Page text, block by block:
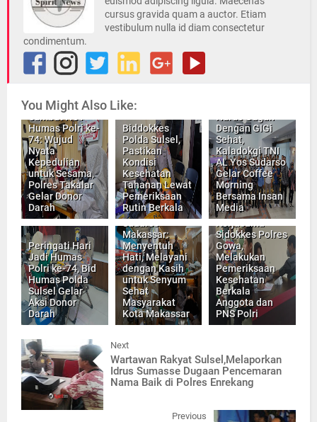
cursus gravida quam a auctor. Etiam
vestibulum nulla id diam consectetur
condimentum.
You Might Also Like:
Sambut HUT
Humas Polri ke-
74: Wujud
Nyata
Kepedulian
untuk Sesama,
Polres Takalar
Gelar Donor
Darah
Biddokkes
Polda Sulsel,
Pastikan
Kondisi
Kesehatan
Tahanan Lewat
Pemeriksaan
Rutin Berkala
Dengan GIGi
Sehat,
Kaladokgi TNI
AL Yos Sudarso
Gelar Coffee
Morning
Bersama Insan
Media
Peringati Hari
Jadi Humas
Polri ke-74, Bid
Humas Polda
Sulsel Gelar
Aksi Donor
Darah
Klinik Mobil
RSGM Ladokgi
TNI AL Yos
Sudarso
Makassar:
Menyentuh
Hati, Melayani
dengan Kasih
untuk Senyum
Sehat
Masyarakat
Kota Makassar
Tim Medis
Biddokkes
Polda Sulsel,
Kerjasama
Sidokkes Polres
Gowa,
Melakukan
Pemeriksaan
Kesehatan
Berkala
Anggota dan
PNS Polri
Next
Wartawan Rakyat Sulsel,Melaporkan
Idrus Sumasse Dugaan Pencemaran
Nama Baik di Polres Enrekang
Previous